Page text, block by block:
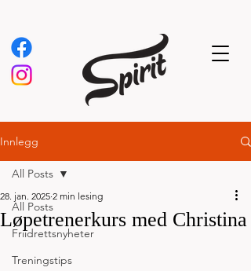
Innlegg
All Posts
Friidrettsnyheter
Treningstips
All Posts
Løpetrenerkurs med Christina
28. jan. 2025 2 min lesing